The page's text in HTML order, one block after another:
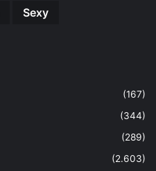
Sexy
(167)
(344)
(289)
(2.603)